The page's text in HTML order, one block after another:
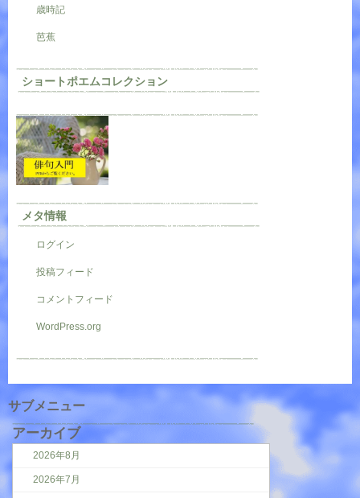
歳時記
芭蕉
ショートポエムコレクション
メタ情報
ログイン
投稿フィード
コメントフィード
WordPress.org
サブメニュー
アーカイブ
2026年8月
2026年7月